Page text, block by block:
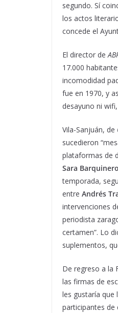
segundo. Sí
los actos
concede el
El director de
17.000
incomodidad
fue en 1970, y
desayuno ni
Vila-Sanjuán, de
sucedieron
plataformas de
Sara Barquinero
temporada,
entre Andrés
intervenciones
periodista
certamen”. Lo
suplementos,
De regreso a la
las firmas de
les gustaría que
participantes